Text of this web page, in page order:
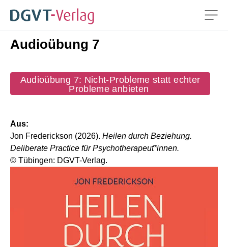
ZUM HAUPTINHALT SPRINGEN
Audioübung 7
Audioübung 7: Nicht-Probleme statt echter
Probleme anbieten
Aus:
Jon Frederickson (2026). Heilen durch Beziehung.
Deliberate Practice für Psychotherapeut*innen.
© Tübingen: DGVT-Verlag.